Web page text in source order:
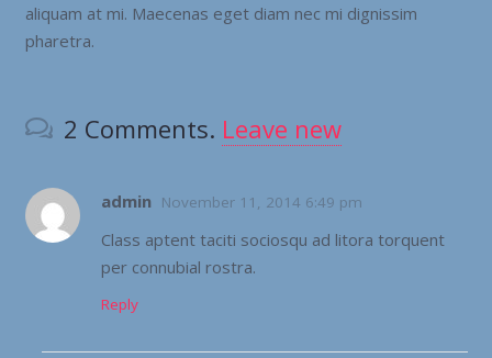
aliquam at mi. Maecenas eget diam nec mi dignissim
pharetra.
2 Comments. Leave new
admin November 11, 2014 6:49 pm
Class aptent taciti sociosqu ad litora torquent
per connubial rostra.
Reply